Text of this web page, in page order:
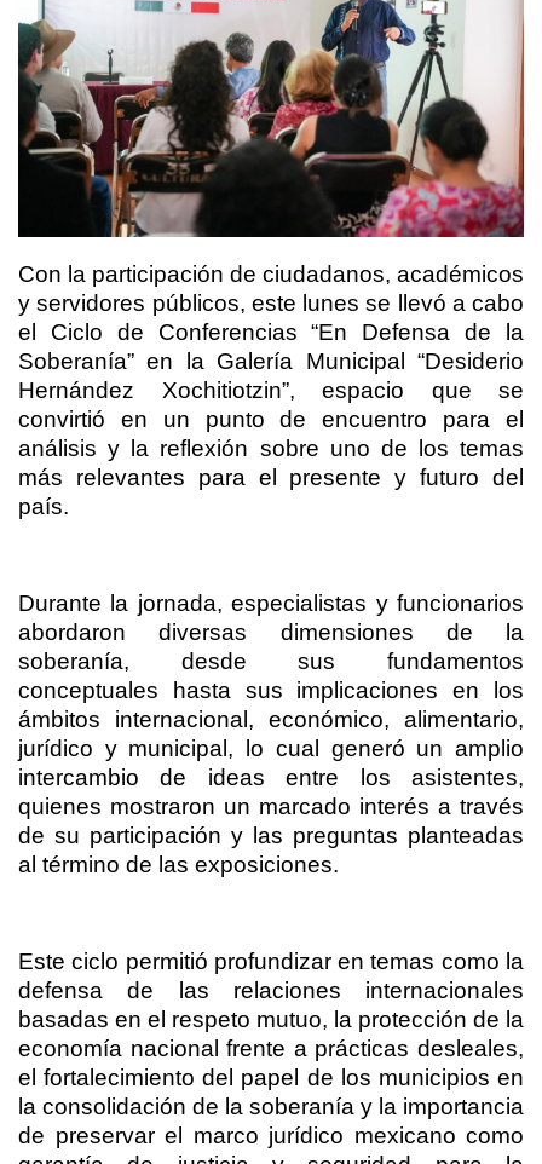
Con la participación de ciudadanos, académicos
y servidores públicos, este lunes se llevó a cabo
el Ciclo de Conferencias “En Defensa de la
Soberanía” en la Galería Municipal “Desiderio
Hernández Xochitiotzin”, espacio que se
convirtió en un punto de encuentro para el
análisis y la reflexión sobre uno de los temas
más relevantes para el presente y futuro del
país.
Durante la jornada, especialistas y funcionarios
abordaron diversas dimensiones de la
soberanía, desde sus fundamentos
conceptuales hasta sus implicaciones en los
ámbitos internacional, económico, alimentario,
jurídico y municipal, lo cual generó un amplio
intercambio de ideas entre los asistentes,
quienes mostraron un marcado interés a través
de su participación y las preguntas planteadas
al término de las exposiciones.
Este ciclo permitió profundizar en temas como la
defensa de las relaciones internacionales
basadas en el respeto mutuo, la protección de la
economía nacional frente a prácticas desleales,
el fortalecimiento del papel de los municipios en
la consolidación de la soberanía y la importancia
de preservar el marco jurídico mexicano como